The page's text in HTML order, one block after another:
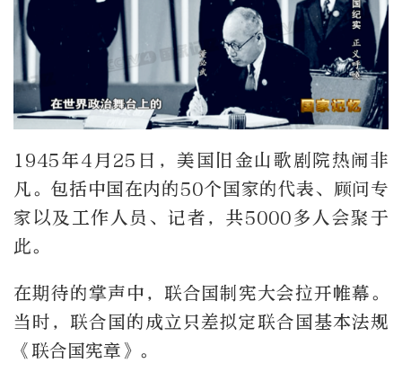
1945年4月25日，美国旧金山歌剧院热闹非
凡。包括中国在内的50个国家的代表、顾问专
家以及工作人员、记者，共5000多人会聚于
此。
在期待的掌声中，联合国制宪大会拉开帷幕。
当时，联合国的成立只差拟定联合国基本法规
《联合国宪章》。